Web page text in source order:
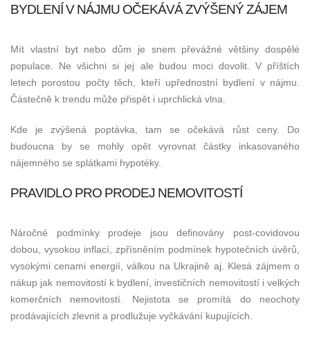
BYDLENÍ V NÁJMU OČEKÁVÁ ZVÝŠENÝ ZÁJEM
Mít vlastní byt nebo dům je snem převážné většiny dospělé
populace. Ne všichni si jej ale budou moci dovolit. V příštích
letech porostou počty těch, kteří upřednostní bydlení v nájmu.
Částečně k trendu může přispět i uprchlická vlna.
Kde je zvýšená poptávka, tam se očekává růst ceny. Do
budoucna by se mohly opět vyrovnat částky inkasovaného
nájemného se splátkami hypotéky.
PRAVIDLO PRO PRODEJ NEMOVITOSTÍ
Náročné podmínky prodeje jsou definovány post-covidovou
dobou, vysokou inflací, zpřísněním podmínek hypotečních úvěrů,
vysokými cenami energií, válkou na Ukrajině aj. Klesá zájmem o
nákup jak nemovitostí k bydlení, investičních nemovitostí i velkých
komerčních nemovitostí. Nejistota se promítá do neochoty
prodávajících zlevnit a prodlužuje vyčkávání kupujících.